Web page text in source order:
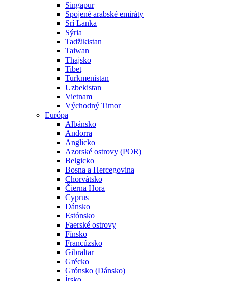
Singapur
Spojené arabské emiráty
Srí Lanka
Sýria
Tadžikistan
Taiwan
Thajsko
Tibet
Turkmenistan
Uzbekistan
Vietnam
Východný Timor
Európa
Albánsko
Andorra
Anglicko
Azorské ostrovy (POR)
Belgicko
Bosna a Hercegovina
Chorvátsko
Čierna Hora
Cyprus
Dánsko
Estónsko
Faerské ostrovy
Fínsko
Francúzsko
Gibraltar
Grécko
Grónsko (Dánsko)